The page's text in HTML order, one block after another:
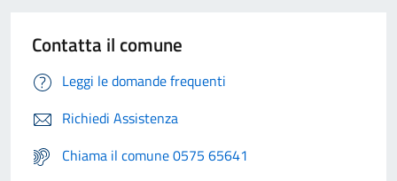
Contatta il comune
Leggi le domande frequenti
Richiedi Assistenza
Chiama il comune 0575 65641